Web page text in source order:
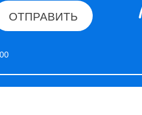
ОТПРАВИТЬ